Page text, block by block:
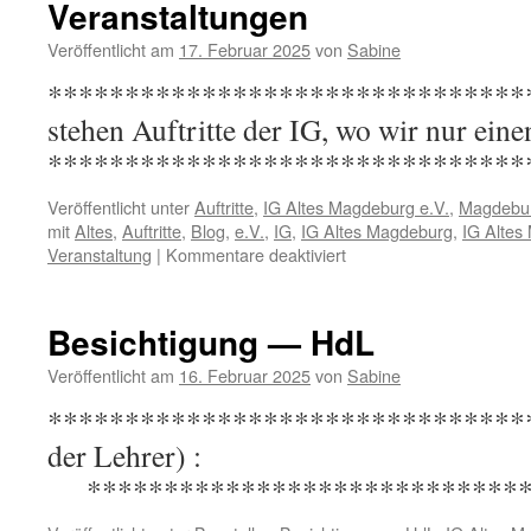
Veranstaltungen
Veröffentlicht am 17. Februar 2025von Sabine
*********************************
stehen Auftritte der IG, wo wir nur
Veröffentlicht unterAuftritte, IG Altes Magdeburg e.V.,
mitAltes, Auftritte, Blog, e.V., IG, IG Altes Magdeburg, IG Altes
Veranstaltung | Kommentare deaktiviertfür
Besichtigung — HdL
Veröffentlicht am 16. Februar 2025von Sabine
*********************************
der